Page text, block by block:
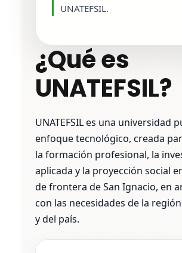
UNATEFSIL.
¿Qué es
UNATEFSIL?
UNATEFSIL es una universidad
enfoque tecnológico, creada
la formación profesional, la
aplicada y la proyección social
de frontera de San Ignacio, en
con las necesidades de la
y del país.